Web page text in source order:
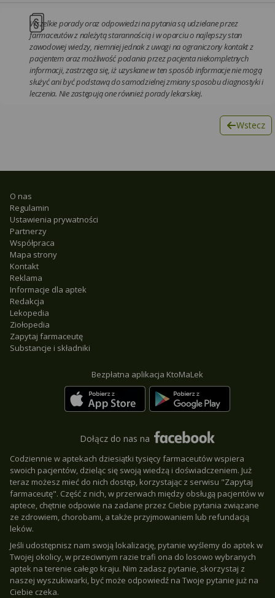
Wszelkie porady oraz odpowiedzi na pytania są udzielane przez
farmaceutów z należytą starannością i w oparciu o najlepszy stan
zawodowej wiedzy, niemniej jednak z uwagi na ograniczony kontakt z
pacjentem oraz możliwość podania przez pacjenta niekompletnych
informacji, zastrzega się, iż uzyskane w ten sposób informacje nie mogą
służyć ani być podstawą do samodzielnej zmiany sposobu diagnostyki i
leczenia. Nie zastępują one również porady lekarskiej.
Wstecz
O nas
Regulamin
Ustawienia prywatności
Partnerzy
Współpraca
Mapa strony
Kontakt
Reklama
Informacje dla aptek
Redakcja
Lekopedia
Ziołopedia
Zapytaj farmaceutę
Substancje i składniki
Bezpłatna aplikacja KtoMaLek
Dołącz do nas na
Codziennie w aptekach dziesiątki tysięcy farmaceutów wspiera
swoich pacjentów, dzieląc się swoją wiedzą i doświadczeniem. Już
teraz możesz mieć do nich dostęp, korzystając z serwisu "Zapytaj
farmaceutę". Część z nich, w przerwach między obsługą pacjentów w
aptece, chętnie odpowie na zadane przez Ciebie pytania związane
ze zdrowiem, chorobami, a także przyjmowaniem lub refundacją
leków.
Jeśli udostępnisz nam swoją lokalizację, pytanie wyślemy do aptek w
Twojej okolicy, w przeciwnym razie trafi ona do losowo wybranych
aptek na terenie całego kraju. Nim zadasz pytanie, skorzystaj z
naszej wyszukiwarki, być może odpowiedź na Twoje pytanie już na
Ciebie czeka.